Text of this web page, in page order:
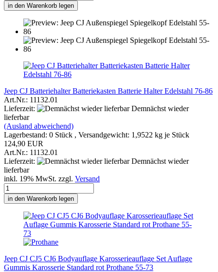
in den Warenkorb legen
Jeep CJ Batteriehalter Batteriekasten Batterie Halter Edelstahl 76-86
Art.Nr.: 11132.01
Lieferzeit:
Demnächst wieder
lieferbar
(Ausland abweichend)
Lagerbestand: 0 Stück , Versandgewicht: 1,9522 kg je Stück
124,90 EUR
Art.Nr.: 11132.01
Lieferzeit:
Demnächst wieder
lieferbar
inkl. 19% MwSt. zzgl. Versand
in den Warenkorb legen
Jeep CJ CJ5 CJ6 Bodyauflage Karosserieauflage Set Auflage
Gummis Karosserie Standard rot Prothane 55-73